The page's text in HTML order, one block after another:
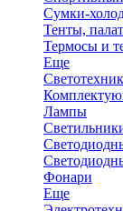
Сумки-
Тенты,
Термосы и
Еще
Лампы
Фонари
Еще